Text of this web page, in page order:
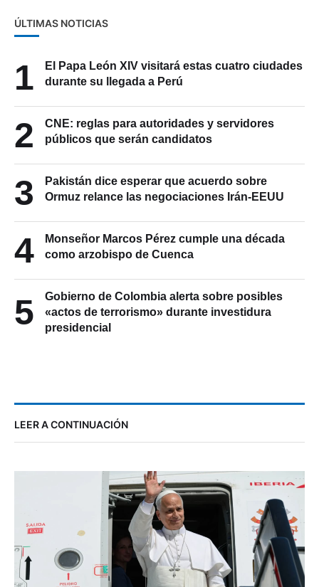
ÚLTIMAS NOTICIAS
1
El Papa León XIV visitará estas cuatro ciudades
durante su llegada a Perú
2
CNE: reglas para autoridades y servidores
públicos que serán candidatos
3
Pakistán dice esperar que acuerdo sobre
Ormuz relance las negociaciones Irán-EEUU
4
Monseñor Marcos Pérez cumple una década
como arzobispo de Cuenca
5
Gobierno de Colombia alerta sobre posibles
«actos de terrorismo» durante investidura
presidencial
LEER A CONTINUACIÓN